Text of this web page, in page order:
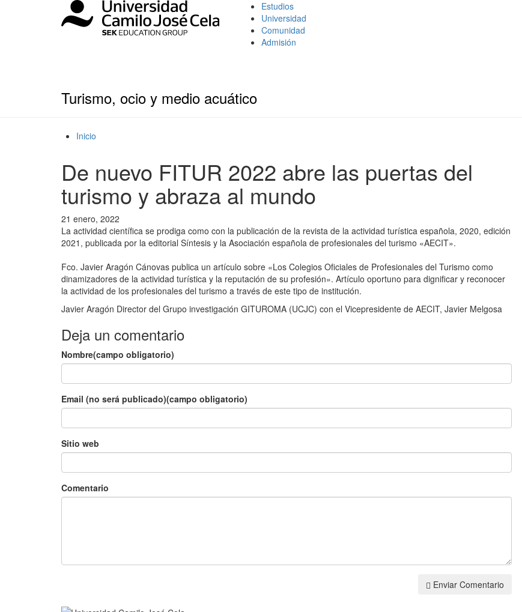
Estudios
Universidad
Comunidad
Admisión
Turismo, ocio y medio acuático
Inicio
De nuevo FITUR 2022 abre las puertas del
turismo y abraza al mundo
21 enero, 2022
La actividad científica se prodiga como con la publicación de la revista de la actividad turística española, 2020, edición
2021, publicada por la editorial Síntesis y la Asociación española de profesionales del turismo «AECIT».
Fco. Javier Aragón Cánovas publica un artículo sobre «Los Colegios Oficiales de Profesionales del Turismo como
dinamizadores de la actividad turística y la reputación de su profesión». Artículo oportuno para dignificar y reconocer
la actividad de los profesionales del turismo a través de este tipo de institución.
Javier Aragón Director del Grupo investigación GITUROMA (UCJC) con el Vicepresidente de AECIT, Javier Melgosa
Deja un comentario
Nombre(campo obligatorio)
Email (no será publicado)(campo obligatorio)
Sitio web
Comentario
Enviar Comentario